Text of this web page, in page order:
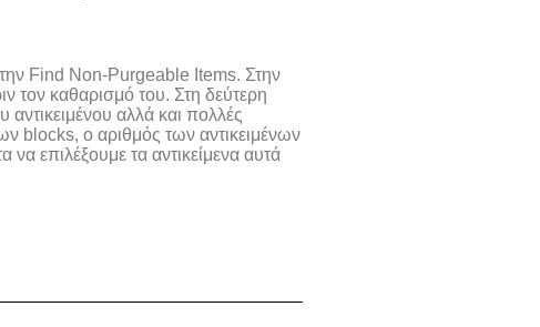
την Find Non-Purgeable Items. Στην
τον καθαρισμό του. Στη δεύτερη
αλλά και πολλές
blocks, ο αριθμός των αντικειμένων
επιλέξουμε τα αντικείμενα αυτά